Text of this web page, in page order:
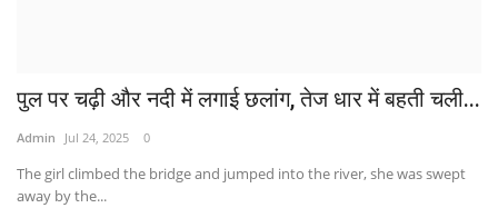
पुल पर चढ़ी और नदी में लगाई छलांग, तेज धार में बहती चली...
Admin Jul 24, 2025 0
The girl climbed the bridge and jumped into the river, she was swept
away by the...